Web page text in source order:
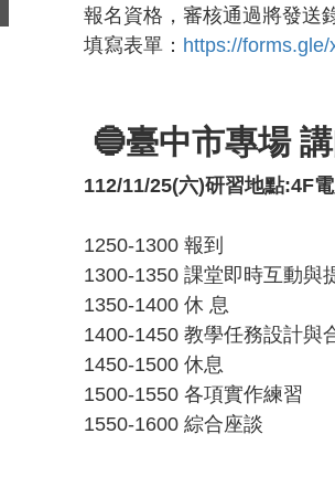
報名資格，審核通過將發送
填寫表單： https://
🔵臺中市專場
112/11/25(六)研習地點:4F
1250-1300 報到
1300-1350 課堂即時互動與
1350-1400 休 息
1400-1450 教學任務設計與
1450-1500 休息
1500-1550 各項實作練習
1550-1600 綜合座談